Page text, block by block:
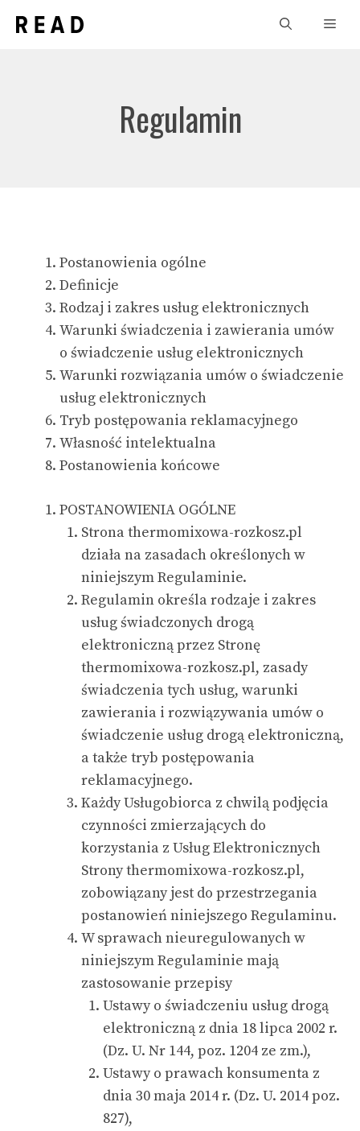
Regulamin
Postanowienia ogólne
Definicje
Rodzaj i zakres usług elektronicznych
Warunki świadczenia i zawierania umów
o świadczenie usług elektronicznych
Warunki rozwiązania umów o świadczenie
usług elektronicznych
Tryb postępowania reklamacyjnego
Własność intelektualna
Postanowienia końcowe
POSTANOWIENIA OGÓLNE
Stronathermomixowa-rozkosz.pl
działa na zasadach określonych w
niniejszym Regulaminie.
Regulamin określa rodzaje i zakres
usług świadczonych drogą
elektroniczną przez Stronę
thermomixowa-rozkosz.pl, zasady
świadczenia tych usług, warunki
zawierania i rozwiązywania umów o
świadczenie usług drogą elektroniczną,
a także tryb postępowania
reklamacyjnego.
Każdy Usługobiorca z chwilą podjęcia
czynności zmierzających do
korzystania z Usług Elektronicznych
Stronythermomixowa-rozkosz.pl,
zobowiązany jest do przestrzegania
postanowień niniejszego Regulaminu.
W sprawach nieuregulowanych w
niniejszym Regulaminie mają
zastosowanie przepisy
Ustawy o świadczeniu usług drogą
elektroniczną z dnia 18 lipca 2002 r.
(Dz. U. Nr 144, poz. 1204 ze zm.),
Ustawy o prawach konsumenta z
dnia 30 maja 2014 r. (Dz. U. 2014 poz.
827),